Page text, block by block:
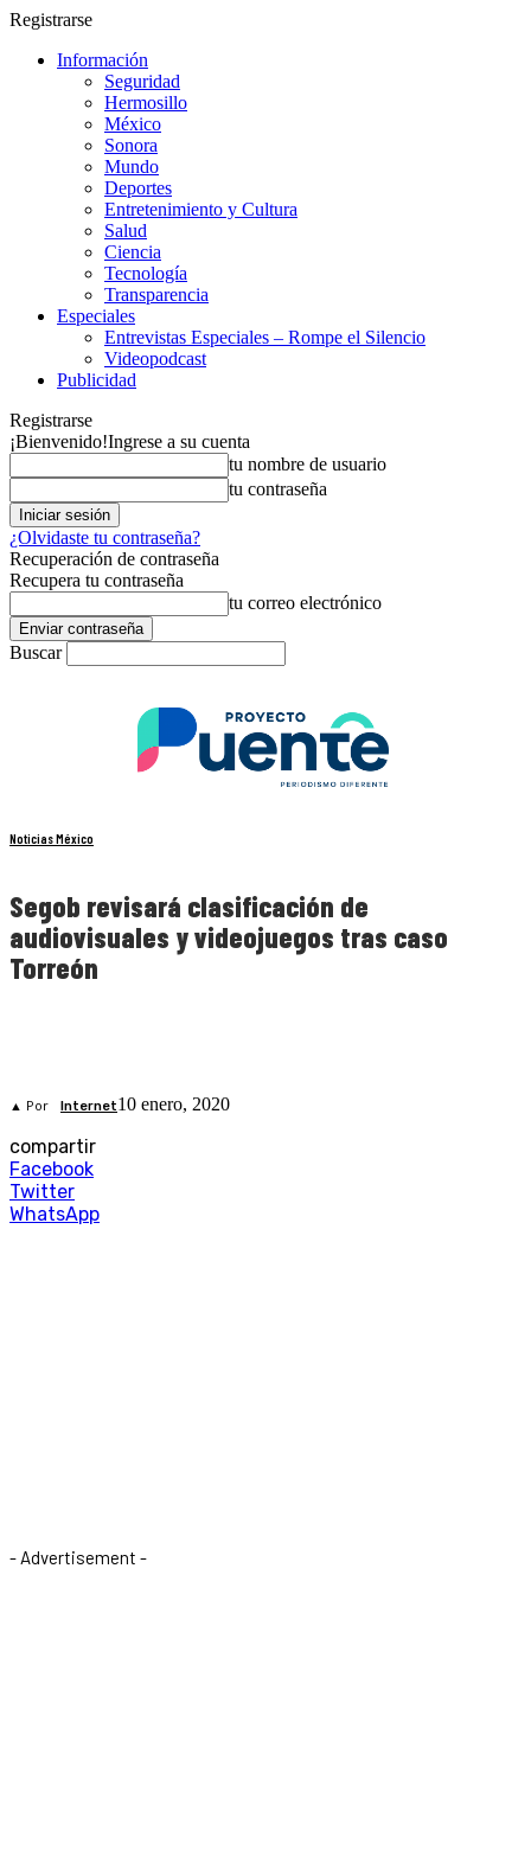
Registrarse
Información
Seguridad
Hermosillo
México
Sonora
Mundo
Deportes
Entretenimiento y Cultura
Salud
Ciencia
Tecnología
Transparencia
Especiales
Entrevistas Especiales – Rompe el Silencio
Videopodcast
Publicidad
Registrarse
¡Bienvenido!Ingrese a su cuenta
tu nombre de usuario
tu contraseña
¿Olvidaste tu contraseña?
Recuperación de contraseña
Recupera tu contraseña
tu correo electrónico
Buscar
Noticias México
Segob revisará clasificación de
audiovisuales y videojuegos tras caso
Torreón
▲ Por Internet10 enero, 2020
compartir
Facebook
Twitter
WhatsApp
- Advertisement -